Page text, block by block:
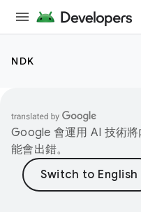
NDK
Google 會運用 AI 技術
能會出錯。